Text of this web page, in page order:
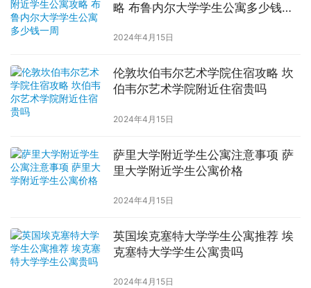
略 布鲁内尔大学学生公寓多少钱一
2024年4月15日
伦敦坎伯韦尔艺术学院住宿攻略 坎
伯韦尔艺术学院附近住宿贵吗
2024年4月15日
萨里大学附近学生公寓注意事项 萨
里大学附近学生公寓价格
2024年4月15日
英国埃克塞特大学学生公寓推荐 埃
克塞特大学学生公寓贵吗
2024年4月15日